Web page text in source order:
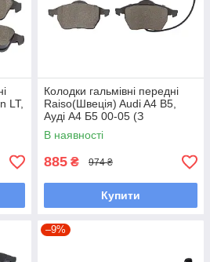
LT,
Колодки гальмівні передні
Raiso(Швеція) Audi A4 B5,
Ауді А4 Б5 00-05 (З
Датчиком) #RP1049
UALWMDJ7
В наявності
885 ₴ 974 ₴
Купити
–9%